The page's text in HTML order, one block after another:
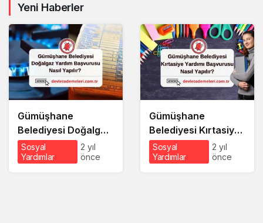
Yeni Haberler
Gümüşhane
Belediyesi Doğalgaz
Yardım Başvurusu
Sosyal
Yardımlar
2 yıl
önce
Gümüşhane
Belediyesi Kırtasiye
Yardımı Başvurusu
Nasıl Yapılır?
Sosyal
Yardımlar
2 yıl
önce